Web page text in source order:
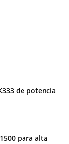
de potencia
para alta